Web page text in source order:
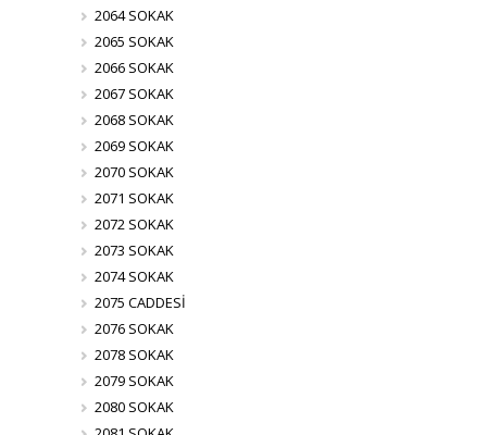
2064 SOKAK
2065 SOKAK
2066 SOKAK
2067 SOKAK
2068 SOKAK
2069 SOKAK
2070 SOKAK
2071 SOKAK
2072 SOKAK
2073 SOKAK
2074 SOKAK
2075 CADDESİ
2076 SOKAK
2078 SOKAK
2079 SOKAK
2080 SOKAK